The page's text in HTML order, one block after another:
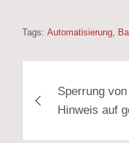
Tags: Automatisierung
Sperrung
Hinweis auf